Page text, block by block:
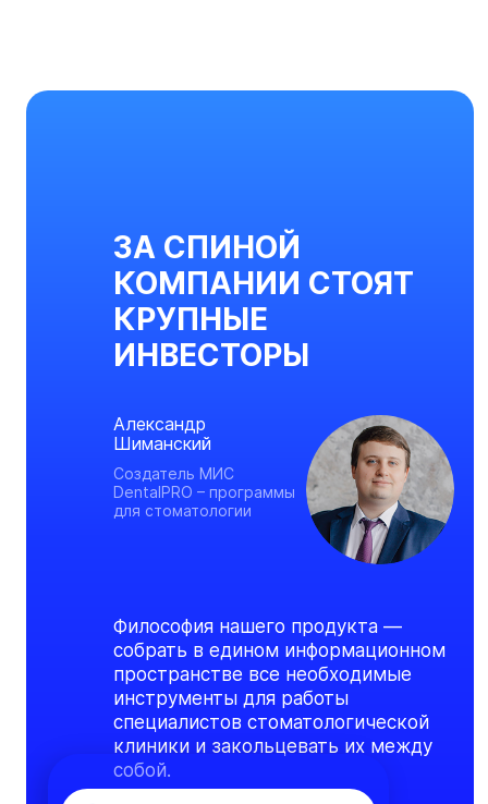
ЗА СПИНОЙ
КОМПАНИИ СТОЯТ
КРУПНЫЕ
ИНВЕСТОРЫ
Философия нашего продукта —
собрать в едином информационном
пространстве все необходимые
инструменты для работы
специалистов стоматологической
клиники и закольцевать их между
собой.
Александр
Шиманский
Создатель МИС
DentalPRO – программы
для стоматологии